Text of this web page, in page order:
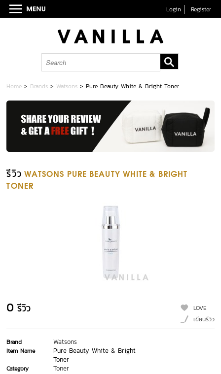
Login Register
Home > Brands > Watsons >Pure Beauty White & Bright Toner
รีวิว WATSONS PURE BEAUTY WHITE & BRIGHT
TONER
0 รีวิว
LOVE
เขียนรีวิว
Brand Watsons
Item Name
Pure Beauty White & Bright
Toner
Category Toner